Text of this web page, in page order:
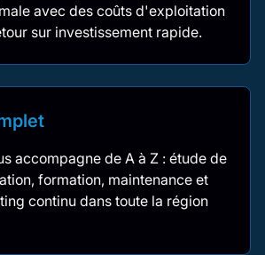
avec des coûts d'exploitation
sur investissement rapide.
accompagne de A à Z : étude de
formation, maintenance et
continu dans toute la région